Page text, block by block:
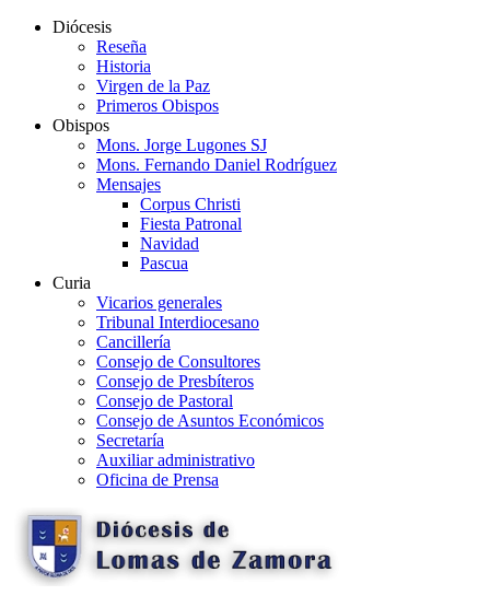
Diócesis
Reseña
Historia
Virgen de la Paz
Primeros Obispos
Obispos
Mons. Jorge Lugones SJ
Mons. Fernando Daniel Rodríguez
Mensajes
Corpus Christi
Fiesta Patronal
Navidad
Pascua
Curia
Vicarios generales
Tribunal Interdiocesano
Cancillería
Consejo de Consultores
Consejo de Presbíteros
Consejo de Pastoral
Consejo de Asuntos Económicos
Secretaría
Auxiliar administrativo
Oficina de Prensa